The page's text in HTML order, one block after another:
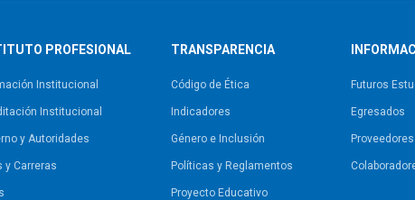
PROFESIONAL
Institucional
Institucional
y Autoridades​
y Carreras
TRANSPARENCIA
Código de Ética
Indicadores
Género e Inclusión
Políticas y Reglamentos​
Proyecto Educativo
Futuros
Egresados
Proveedores